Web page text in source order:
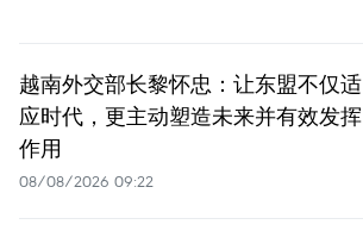
越南外交部长黎怀忠：让东盟不仅适
应时代，更主动塑造未来并有效发挥
作用
08/08/2026 09:22